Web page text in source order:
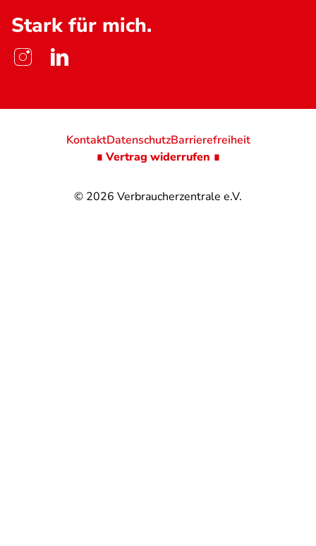
Stark für mich.
© 2026 Verbraucherzentrale e.V.
KontaktDatenschutzBarrierefreiheit
∎ Vertrag widerrufen ∎